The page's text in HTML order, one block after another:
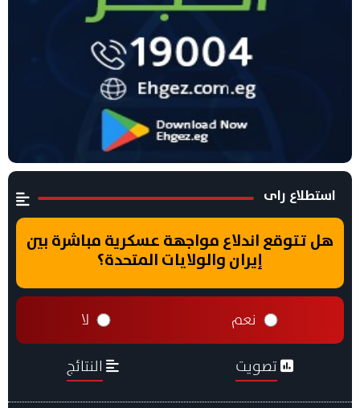
استطلاع راى
هل تتوقع اندلاع مواجهة عسكرية مباشرة بين
إيران والولايات المتحدة؟
نعم لا
تصويت النتائج